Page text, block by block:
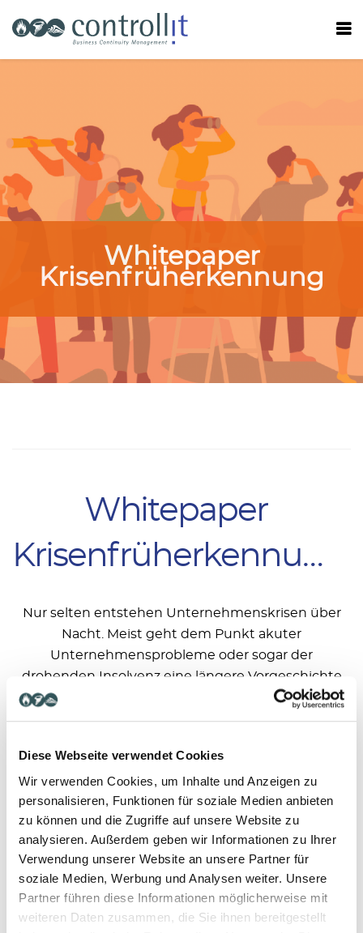
Diese Webseite verwendet Cookies
Wir verwenden Cookies, um Inhalte und Anzeigen zu
personalisieren, Funktionen für soziale Medien anbieten
zu können und die Zugriffe auf unsere Website zu
analysieren. Außerdem geben wir Informationen zu Ihrer
Verwendung unserer Website an unsere Partner für
soziale Medien, Werbung und Analysen weiter. Unsere
Partner führen diese Informationen möglicherweise mit
weiteren Daten zusammen, die Sie ihnen bereitgestellt
Whitepaper
Krisenfrüherkennung
Whitepaper
Krisenfrüherkennung
Nur selten entstehen Unternehmenskrisen über
Nacht. Meist geht dem Punkt akuter
Unternehmensprobleme oder sogar der
drohenden Insolvenz eine längere Vorgeschichte
Ist die Krise dann eingetreten, ist der Handlungsspielraum des
Unternehmens, der negativen Entwicklung entgegenzutreten,
begrenzt. Krisenfrüherkennung (KFE) und -prävention sollten
daher nicht als bloße „neue“ Pflicht der Geschäftsleitung
verstanden werden, sondern noch über die strategische
Sinnhaftigkeit hinaus als valides Mittel, das Überleben von
Unternehmen zu sichern.